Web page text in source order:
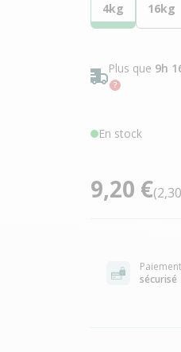
4kg 16kg
Plus que 9h
En stock
9,20 €
Paiement
sécurisé